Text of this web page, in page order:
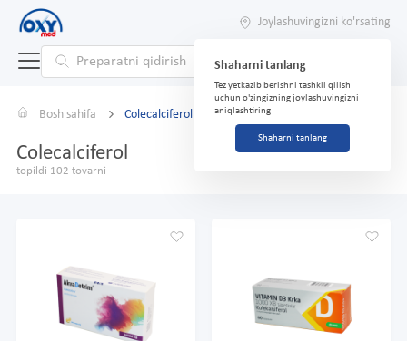
Joylashuvingizni ko'rsating
Shaharni tanlang
Tez yetkazib berishni tashkil qilish
uchun o'zingizning joylashuvingizni
aniqlashtiring
Shaharni tanlang
Bosh sahifa Colecalciferol
Colecalciferol
topildi 102 tovarni